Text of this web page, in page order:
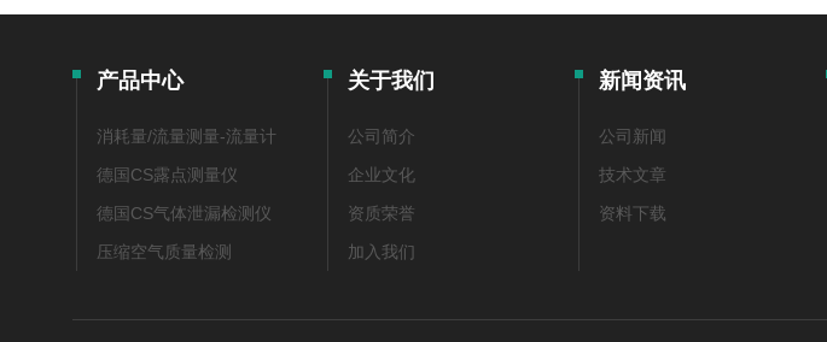
产品中心
消耗量/流量测量-流量计
德国CS露点测量仪
德国CS气体泄漏检测仪
压缩空气质量检测
关于我们
公司简介
企业文化
资质荣誉
加入我们
新闻资讯
公司新闻
技术文章
资料下载